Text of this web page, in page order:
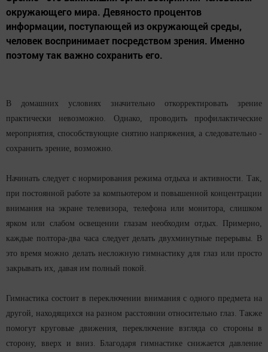
окружающего мира. Девяносто процентов
информации, поступающей из окружающей среды,
человек воспринимает посредством зрения. Именно
поэтому так важно сохранить его.
В домашних условиях значительно откорректировать зрение
практически невозможно. Однако, проводить профилактические
мероприятия, способствующие снятию напряжения, а следовательно -
сохранить зрение, возможно.
Начинать следует с нормирования режима отдыха и активности. Так,
при постоянной работе за компьютером и повышенной концентрации
внимания на экране телевизора, телефона или монитора, слишком
ярком или слабом освещении глазам необходим отдых. Примерно,
каждые полтора-два часа следует делать двухминутные перерывы. В
это время можно делать несложную гимнастику для глаз или просто
закрывать их, давая им полный покой.
Гимнастика состоит в переключении внимания с одного предмета на
другой, находящихся на разном расстоянии относительно глаз. Также
помогут круговые движения, переключение взгляда со стороны в
сторону, вверх и вниз. Благодаря гимнастике снижается давление